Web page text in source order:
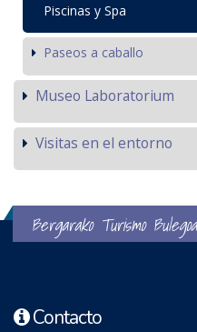
Piscinas y Spa
Paseos a caballo
Museo Laboratorium
Visitas en el entorno
Bergarako Turismo Bulegoa
Contacto